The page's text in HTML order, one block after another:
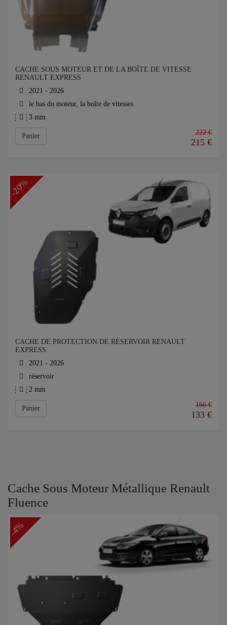
CACHE SOUS MOTEUR ET DE LA BOÎTE DE VITESSE
RENAULT EXPRESS
2021 - 2026
le bas du moteur, la boîte de vitesses
3 mm
Panier 222 €
215 €
-20%
CACHE DE PROTECTION DE RÉSERVOIR RENAULT
EXPRESS
2021 - 2026
réservoir
2 mm
Panier 166 €
133 €
Cache Sous Moteur Métallique Renault
Fluence
-4%